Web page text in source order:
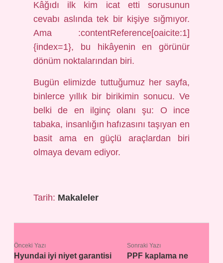
Kâğıdı ilk kim icat etti sorusunun
cevabı aslında tek bir kişiye sığmıyor.
Ama :contentReference[oaicite:1]
{index=1}, bu hikâyenin en görünür
dönüm noktalarından biri.
Bugün elimizde tuttuğumuz her sayfa,
binlerce yıllık bir birikimin sonucu. Ve
belki de en ilginç olanı şu: O ince
tabaka, insanlığın hafızasını taşıyan en
basit ama en güçlü araçlardan biri
olmaya devam ediyor.
Tarih: Makaleler
Önceki Yazı
Hyundai iyi niyet garantisi
Sonraki Yazı
PPF kaplama ne